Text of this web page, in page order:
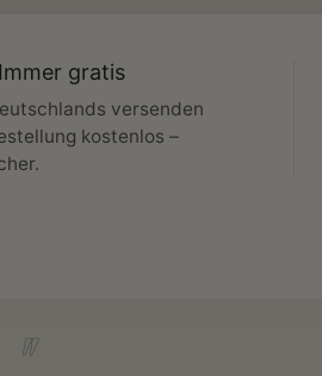
gratis
versenden
kostenlos –